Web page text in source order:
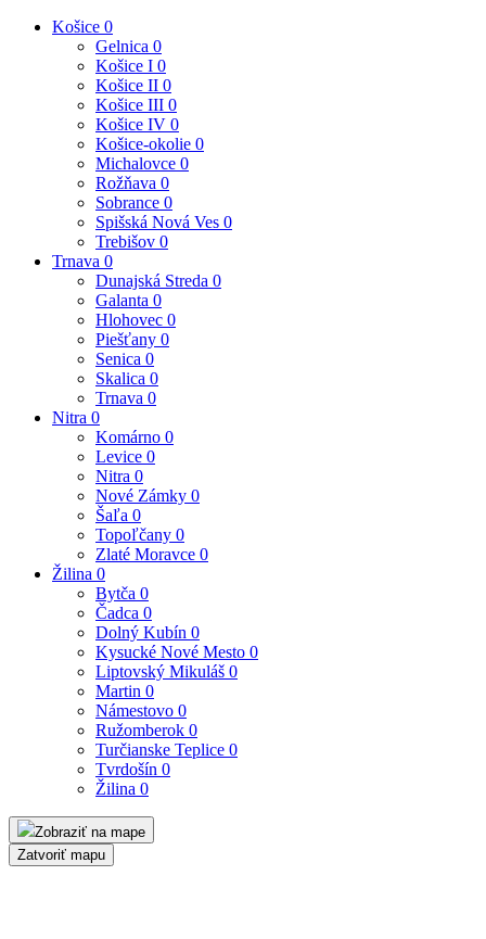
Košice 0
Gelnica 0
Košice I 0
Košice II 0
Košice III 0
Košice IV 0
Košice-okolie 0
Michalovce 0
Rožňava 0
Sobrance 0
Spišská Nová Ves 0
Trebišov 0
Trnava 0
Dunajská Streda 0
Galanta 0
Hlohovec 0
Piešťany 0
Senica 0
Skalica 0
Trnava 0
Nitra 0
Komárno 0
Levice 0
Nitra 0
Nové Zámky 0
Šaľa 0
Topoľčany 0
Zlaté Moravce 0
Žilina 0
Bytča 0
Čadca 0
Dolný Kubín 0
Kysucké Nové Mesto 0
Liptovský Mikuláš 0
Martin 0
Námestovo 0
Ružomberok 0
Turčianske Teplice 0
Tvrdošín 0
Žilina 0
Zobraziť na mape
Zatvoriť mapu